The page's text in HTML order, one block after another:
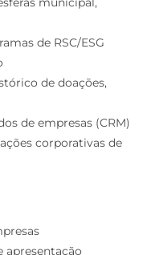
de RSC/ESG
de doações,
de empresas (CRM)
corporativas de
apresentação